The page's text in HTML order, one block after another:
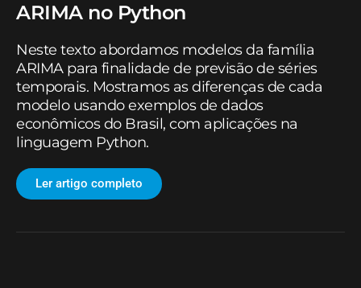
ARIMA no Python
Neste texto abordamos modelos da família
ARIMA para finalidade de previsão de séries
temporais. Mostramos as diferenças de cada
modelo usando exemplos de dados
econômicos do Brasil, com aplicações na
linguagem Python.
Ler artigo completo